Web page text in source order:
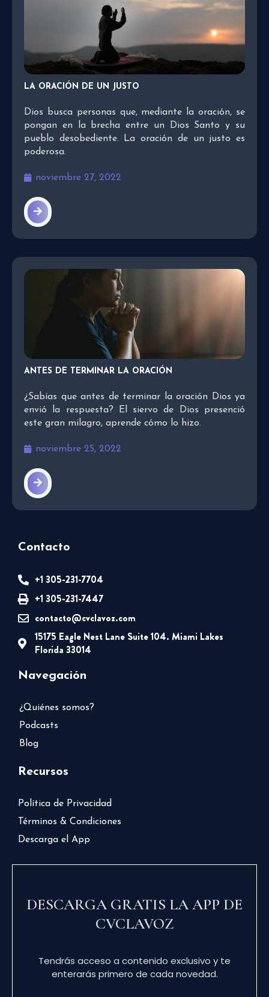
LA ORACIÓN DE UN JUSTO
Dios busca personas que, mediante la oración, se
pongan en la brecha entre un Dios Santo y su
pueblo desobediente. La oración de un justo es
poderosa.
noviembre 27, 2022
ANTES DE TERMINAR LA ORACIÓN
¿Sabías que antes de terminar la oración Dios ya
envió la respuesta? El siervo de Dios presenció
este gran milagro, aprende cómo lo hizo.
noviembre 25, 2022
Contacto
+1 305-231-7704
+1 305-231-7447
contacto@cvclavoz.com
15175 Eagle Nest Lane Suite 104. Miami Lakes
Florida 33014
Navegación
¿Quiénes somos?
Podcasts
Blog
Recursos
Política de Privacidad
Términos & Condiciones
Descarga el App
DESCARGA GRATIS LA APP DE
CVCLAVOZ
Tendrás acceso a contenido exclusivo y te
enterarás primero de cada novedad.